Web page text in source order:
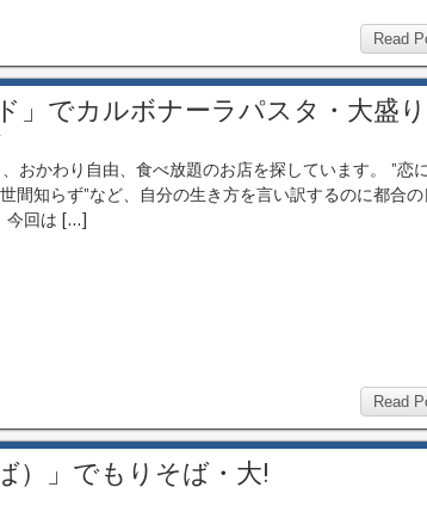
Read
」でカルボナーラパスタ・大盛
おかわり自由、食べ放題のお店を探しています。 ”恋
世間知らず”など、自分の生き方を言い訳するのに都合
今回は […]
Read
）」でもりそば・大!